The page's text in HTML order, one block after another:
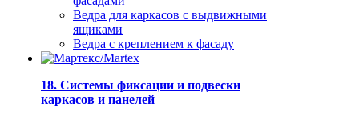
Ведра для каркасов с выдвижными
ящиками
Ведра с креплением к фасаду
18. Системы фиксации и подвески
каркасов и панелей